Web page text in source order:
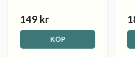
149 kr
KÖP